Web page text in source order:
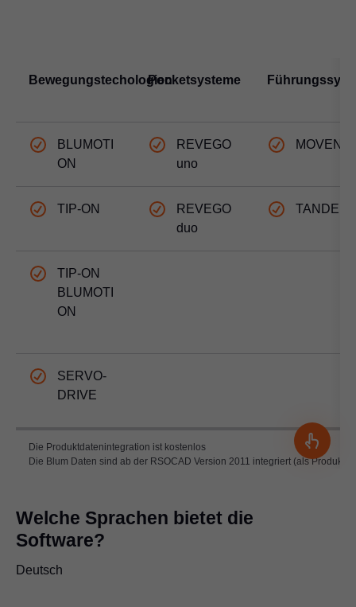
BewegungstechologienPocketsysteme
BLUMOTI
ON
REVEGO
uno
TIP-ON
REVEGO
duo
TANDEM
TIP-ON
BLUMOTI
ON
SERVO-
DRIVE
Die Produktdatenintegration ist kostenlos
Die Blum Daten sind ab der RSOCAD Version 2011 integriert (als
Welche Sprachen bietet die
Software?
Deutsch